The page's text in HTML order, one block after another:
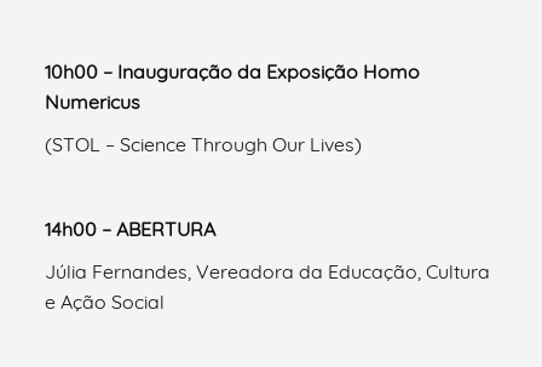
10h00 – Inauguração da Exposição Homo
Numericus
(STOL – Science Through Our Lives)
14h00 – ABERTURA
Júlia Fernandes, Vereadora da Educação, Cultura
e Ação Social